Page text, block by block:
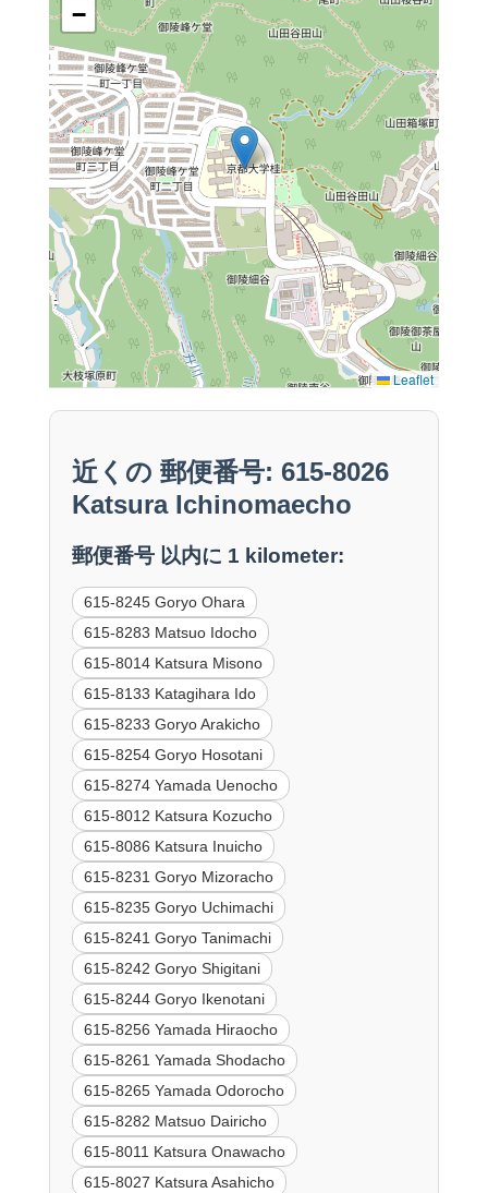
−
Leaflet
近くの 郵便番号: 615-8026
Katsura Ichinomaecho
郵便番号 以内に 1 kilometer:
615-8245 Goryo Ohara
615-8283 Matsuo Idocho
615-8014 Katsura Misono
615-8133 Katagihara Ido
615-8233 Goryo Arakicho
615-8254 Goryo Hosotani
615-8274 Yamada Uenocho
615-8012 Katsura Kozucho
615-8086 Katsura Inuicho
615-8231 Goryo Mizoracho
615-8235 Goryo Uchimachi
615-8241 Goryo Tanimachi
615-8242 Goryo Shigitani
615-8244 Goryo Ikenotani
615-8256 Yamada Hiraocho
615-8261 Yamada Shodacho
615-8265 Yamada Odorocho
615-8282 Matsuo Dairicho
615-8011 Katsura Onawacho
615-8027 Katsura Asahicho